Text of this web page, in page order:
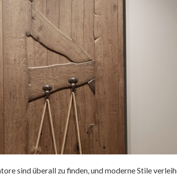
sind überall zu finden, und moderne Stile